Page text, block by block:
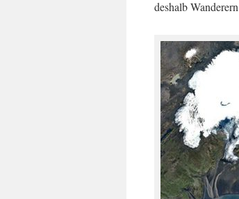
deshalb